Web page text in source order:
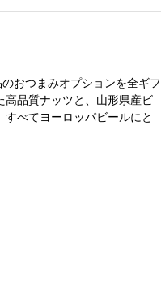
おつまみオプションを全ギフ
高品質ナッツと、山形県産ビ
べてヨーロッパビールにと